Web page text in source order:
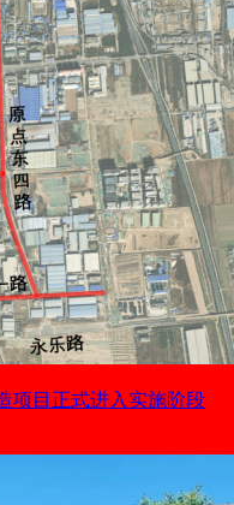
项目正式进入实施阶段